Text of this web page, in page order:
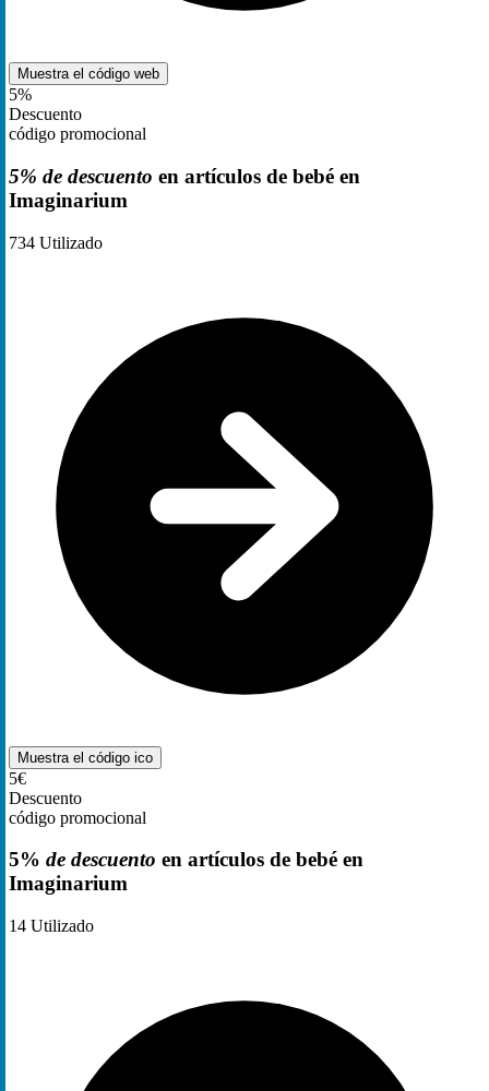
Muestra el código web
5%
Descuento
código promocional
5% de descuento en artículos de bebé en
Imaginarium
734 Utilizado
Muestra el código ico
5€
Descuento
código promocional
5% de descuento en artículos de bebé en
Imaginarium
14 Utilizado